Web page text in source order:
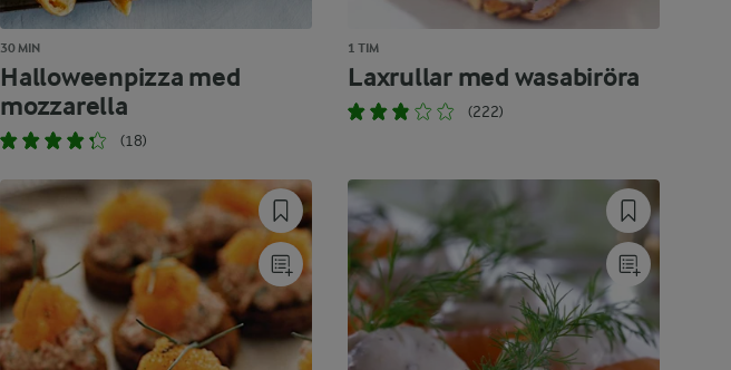
30 MIN
Halloweenpizza med
mozzarella
(18)
1 TIM
Laxrullar med wasabiröra
(222)